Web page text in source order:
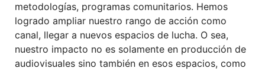
metodologías, programas comunitarios. Hemos
logrado ampliar nuestro rango de acción como
canal, llegar a nuevos espacios de lucha. O sea,
nuestro impacto no es solamente en producción de
audiovisuales sino también en esos espacios, como